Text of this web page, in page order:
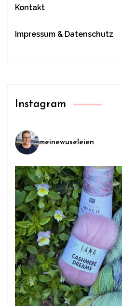
Kontakt
Impressum & Datenschutz
Instagram
meinewuseleien